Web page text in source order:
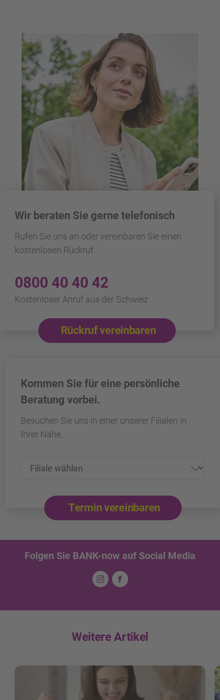
Wir beraten Sie gerne telefonisch
Rufen Sie uns an oder vereinbaren Sie einen
kostenlosen Rückruf.
0800 40 40 42
Kostenloser Anruf aus der Schweiz
Rückruf vereinbaren
Kommen Sie für eine persönliche
Beratung vorbei.
Besuchen Sie uns in einer unserer Filialen in
Ihrer Nähe.
Termin vereinbaren
Folgen Sie BANK-now auf Social Media
Weitere Artikel